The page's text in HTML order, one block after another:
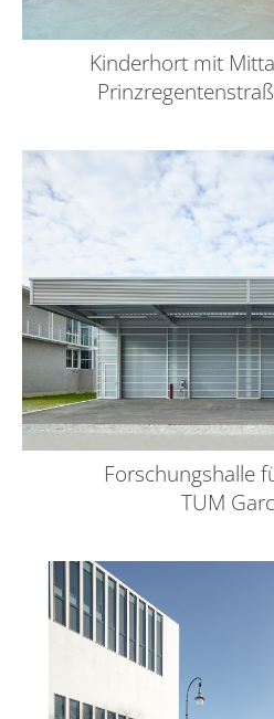
Kinderhort mit
Forschungshalle
TUM